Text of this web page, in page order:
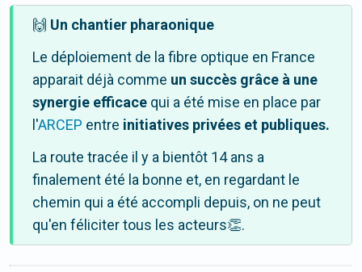
🙌 Un chantier pharaonique
Le déploiement de la fibre optique en France
apparait déjà comme un succès grâce à une
synergie efficace qui a été mise en place par
l'ARCEP entre initiatives privées et publiques.
La route tracée il y a bientôt 14 ans a
finalement été la bonne et, en regardant le
chemin qui a été accompli depuis, on ne peut
qu'en féliciter tous les acteurs👏.